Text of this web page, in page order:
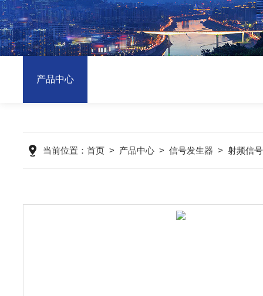
产品中心
当前位置： 首页 > 产品中心 > 信号发生器 > 射频信